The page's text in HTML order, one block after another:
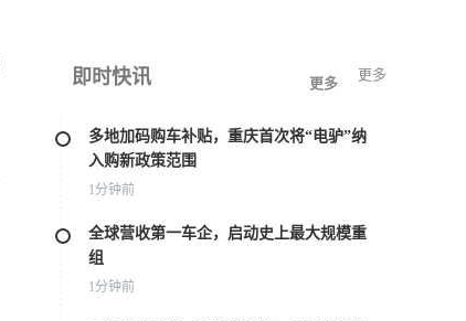
更多
即时快讯 更多
多地加码购车补贴，重庆首次将“电驴”纳
入购新政策范围
1分钟前
全球营收第一车企，启动史上最大规模重
组
1分钟前